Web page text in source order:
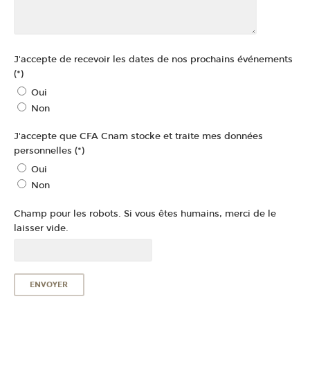
J'accepte de recevoir les dates de nos prochains événements
(*)
Oui
Non
J'accepte que CFA Cnam stocke et traite mes données
personnelles (*)
Oui
Non
Champ pour les robots. Si vous êtes humains, merci de le
laisser vide.